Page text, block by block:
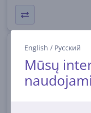
English / Русский
Mūsų